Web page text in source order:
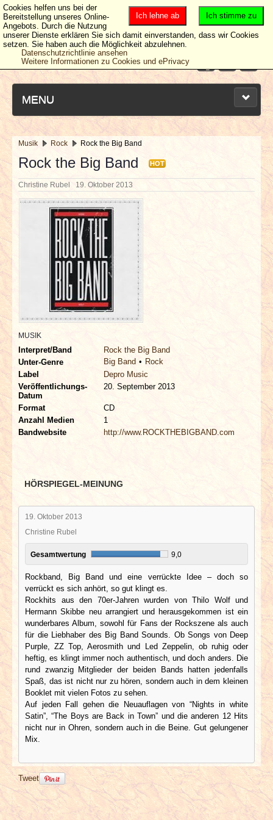
MENU
NEUESTE ARTIKEL
NEWS & DATES
BERICHTE
VERLOSUNGEN
INTERVIEWS
SPECIALS
REDAKTION
LINKS
ARCHIV
Musik Rock Rock the Big Band
Rock the Big Band HOT
Christine Rubel 19. Oktober 2013
MUSIK
Interpret/Band
Rock the Big Band
Unter-Genre
Big Band
Rock
Label
Depro Music
Veröffentlichungs-
Datum
20. September 2013
Format
CD
Anzahl Medien
1
Bandwebsite
http://www.ROCKTHEBIGBAND.com
HÖRSPIEGEL-MEINUNG
19. Oktober 2013
Christine Rubel
Gesamtwertung 9,0
Rockband, Big Band und eine verrückte Idee – doch so
verrückt es sich anhört, so gut klingt es.
Rockhits aus den 70er-Jahren wurden von Thilo Wolf und
Hermann Skibbe neu arrangiert und herausgekommen ist ein
wunderbares Album, sowohl für Fans der Rockszene als auch
für die Liebhaber des Big Band Sounds. Ob Songs von Deep
Purple, ZZ Top, Aerosmith und Led Zeppelin, ob ruhig oder
heftig, es klingt immer noch authentisch, und doch anders. Die
rund zwanzig Mitglieder der beiden Bands hatten jedenfalls
Spaß, das ist nicht nur zu hören, sondern auch in dem kleinen
Booklet mit vielen Fotos zu sehen.
Auf jeden Fall gehen die Neuauflagen von “Nights in white
Satin”, “The Boys are Back in Town” und die anderen 12 Hits
nicht nur in Ohren, sondern auch in die Beine. Gut gelungener
Mix.
Tweet
Ich stimme zu
Ich lehne ab
Cookies helfen uns bei der
Bereitstellung unseres Online-
Angebots. Durch die Nutzung
unserer Dienste erklären Sie sich damit einverstanden, dass wir Cookies
setzen. Sie haben auch die Möglichkeit abzulehnen.
Datenschutzrichtlinie ansehen
Weitere Informationen zu Cookies und ePrivacy